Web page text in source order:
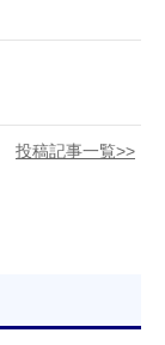
投稿記事一覧>>